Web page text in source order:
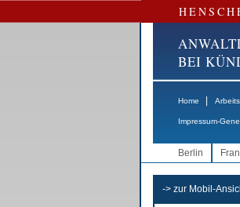
BEI
Home
Impressum-
Berlin
-> zur Mobil-